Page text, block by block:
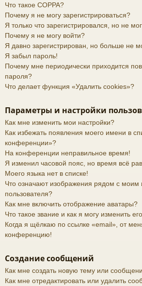
Что такое COPPA?
Почему я не могу зарегистрироваться?
Я только что зарегистрировался, но не
Почему я не могу войти?
Я давно зарегистрирован, но больше не
Я забыл пароль!
Почему мне периодически приходится
пароля?
Что делает функция «Удалить cookies»?
Параметры и настройки
Как мне изменить мои настройки?
Как избежать появления моего имени в
конференции»?
На конференции неправильное время!
Я изменил часовой пояс, но время всё
Моего языка нет в списке!
Что означают изображения рядом с
пользователя?
Как мне включить отображение аватары?
Что такое звание и как я могу изменить
Когда я щёлкаю по ссылке «email», от
конференцию!
Создание сообщений
Как мне создать новую тему или
Как мне отредактировать или удалить